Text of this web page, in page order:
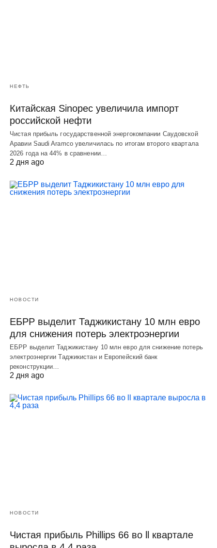
НЕФТЬ
Китайская Sinopec увеличила импорт
российской нефти
Чистая прибыль государственной энергокомпании Саудовской
Аравии Saudi Aramco увеличилась по итогам второго квартала
2026 года на 44% в сравнении…
2 дня ago
НОВОСТИ
ЕБРР выделит Таджикистану 10 млн евро
для снижения потерь электроэнергии
ЕБРР выделит Таджикистану 10 млн евро для снижение потерь
электроэнергии Таджикистан и Европейский банк
реконструкции…
2 дня ago
НОВОСТИ
Чистая прибыль Phillips 66 во ll квартале